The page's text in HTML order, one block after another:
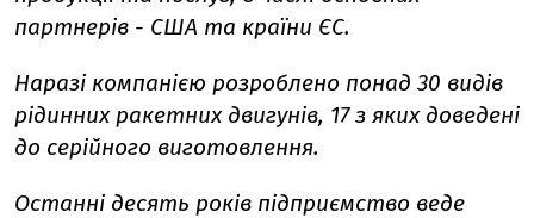
партнерів - США та країни ЄС.
Наразі компанією розроблено понад 30 видів
рідинних ракетних двигунів, 17 з яких доведені
до серійного виготовлення.
Останні десять років підприємство веде